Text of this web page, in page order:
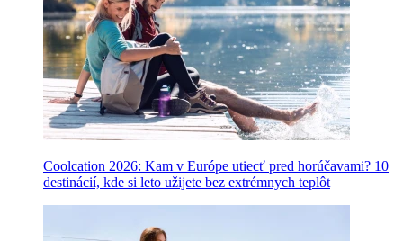
Coolcation 2026: Kam v Európe utiecť pred horúčavami? 10
destinácií, kde si leto užijete bez extrémnych teplôt